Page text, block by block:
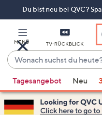
Du bist neu bei QVC?
MENÜ TV-RÜCKBLICK
Wonach
suchst
du
heute?
Vorschläge
verfügbar
sind,
Tagesangebot Neu